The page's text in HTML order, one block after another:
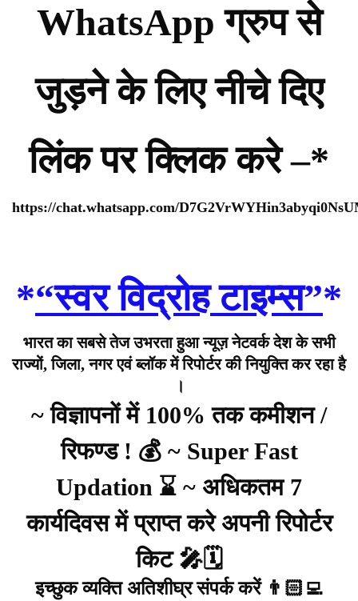
WhatsApp ग्रुप से
जुड़ने के लिए नीचे दिए
लिंक पर क्लिक करे –*
https://chat.whatsapp.com/
*“स्वर विद्रोह टाइम्स”*
भारत का सबसे तेज उभरता हुआ न्यूज़ नेटवर्क देश के सभी
राज्यों, जिला, नगर एवं ब्लॉक में रिपोर्टर की नियुक्ति कर रहा है
।
~ विज्ञापनों में 100% तक कमीशन /
रिफण्ड ! 💰 ~ Super Fast
Updation ⌛ ~ अधिकतम 7
कार्यदिवस में प्राप्त करे अपनी रिपोर्टर
किट 🎤🗓️
इच्छुक व्यक्ति अतिशीघ्र संपर्क करें 👨🏻‍💻